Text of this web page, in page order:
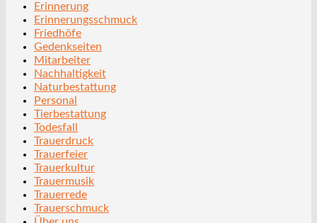
Erinnerung
Erinnerungsschmuck
Friedhöfe
Gedenkseiten
Mitarbeiter
Nachhaltigkeit
Naturbestattung
Personal
Tierbestattung
Todesfall
Trauerdruck
Trauerfeier
Trauerkultur
Trauermusik
Trauerrede
Trauerschmuck